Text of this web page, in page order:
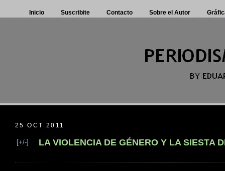
Inicio Suscribite Contacto Sobre el Autor
25 OCT 2011
[+/-] LA VIOLENCIA DE GÉNERO Y LA SIESTA